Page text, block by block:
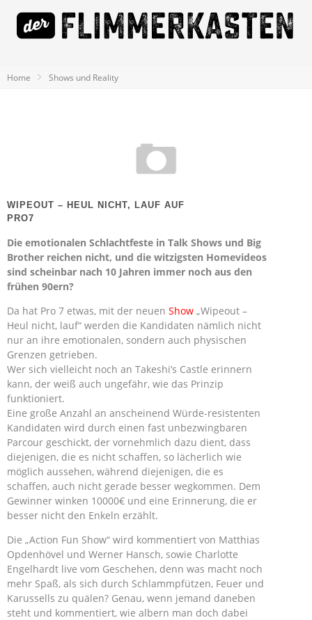
Home Shows und Reality
WIPEOUT – HEUL NICHT, LAUF AUF
PRO7
Die emotionalen Schlachtfeste in Talk Shows und Big
Brother reichen nicht, und die witzigsten Homevideos
sind scheinbar nach 10 Jahren immer noch aus den
frühen 90ern?
Da hat Pro 7 etwas, mit der neuen Show „Wipeout –
Heul nicht, lauf“ werden die Kandidaten nämlich nicht
nur an ihre emotionalen, sondern auch physischen
Grenzen getrieben.
Wer sich vielleicht noch an Takeshi’s Castle erinnern
kann, der weiß auch ungefähr, wie das Prinzip
funktioniert.
Eine große Anzahl an anscheinend Würde-resistenten
Kandidaten wird durch einen fast unbezwingbaren
Parcour geschickt, der vornehmlich dazu dient, dass
diejenigen, die es nicht schaffen, so lächerlich wie
möglich aussehen, während diejenigen, die es
schaffen, auch nicht gerade besser wegkommen. Dem
Gewinner winken 10000€ und eine Erinnerung, die er
besser nicht den Enkeln erzählt.
Die „Action Fun Show“ wird kommentiert von Matthias
Opdenhövel und Werner Hansch, sowie Charlotte
Engelhardt live vom Geschehen, denn was macht noch
mehr Spaß, als sich durch Schlammpfützen, Feuer und
Karussells zu quälen? Genau, wenn jemand daneben
steht und kommentiert, wie albern man doch dabei